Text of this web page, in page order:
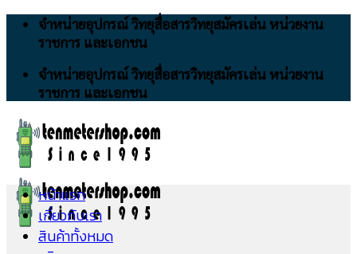
Skip
จำหน่ายอุปกรณ์ วิทยุสื่อสารวิทยุสมัครเล่น หน่วยงาน
ราชการ และเอกชน
จำหน่ายอุปกรณ์ วิทยุสื่อสารวิทยุสมัครเล่น หน่วยงาน
ราชการ และเอกชน
หน้าแรก
เกี่ยวกับเรา
สินค้าทั้งหมด